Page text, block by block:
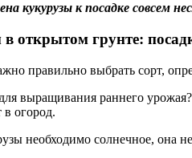
кукурузы к посадке совсем
грунте:
правильно выбрать сорт,
выращивания раннего
огород.
необходимо солнечное, она